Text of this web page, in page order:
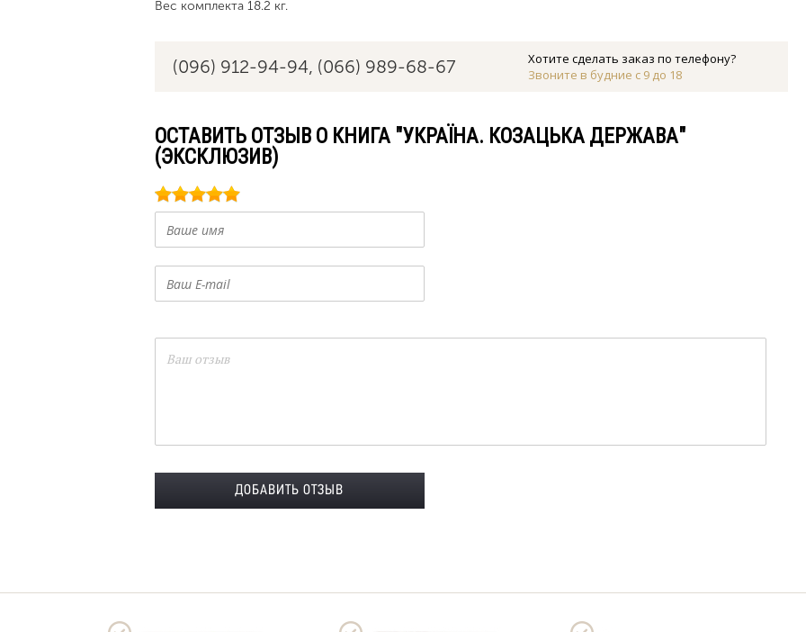
Вес комплекта 18.2 кг.
(096) 912-94-94, (066) 989-68-67
Хотите сделать заказ по телефону?
Звоните в будние с 9 до 18
ОСТАВИТЬ ОТЗЫВ О КНИГА "УКРАЇНА. КОЗАЦЬКА ДЕРЖАВА"
(ЭКСКЛЮЗИВ)